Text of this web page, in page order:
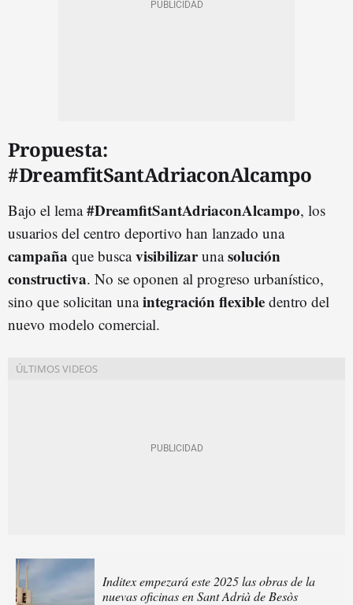
Propuesta:
#DreamfitSantAdriaconAlcampo
Bajo el lema#DreamfitSantAdriaconAlcampo, los
usuarios del centro deportivo han lanzado una
campaña que buscavisibilizarunasolución
constructiva. No se oponen al progreso urbanístico,
sino que solicitan unaintegración flexible dentro del
nuevo modelo comercial.
Inditex empezará este 2025 las obras de la
nuevas oficinas en Sant Adrià de Besòs